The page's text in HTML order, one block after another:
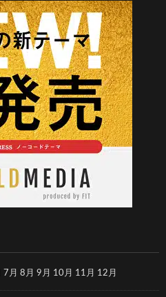
7月 8月 9月 10月 11月 12月